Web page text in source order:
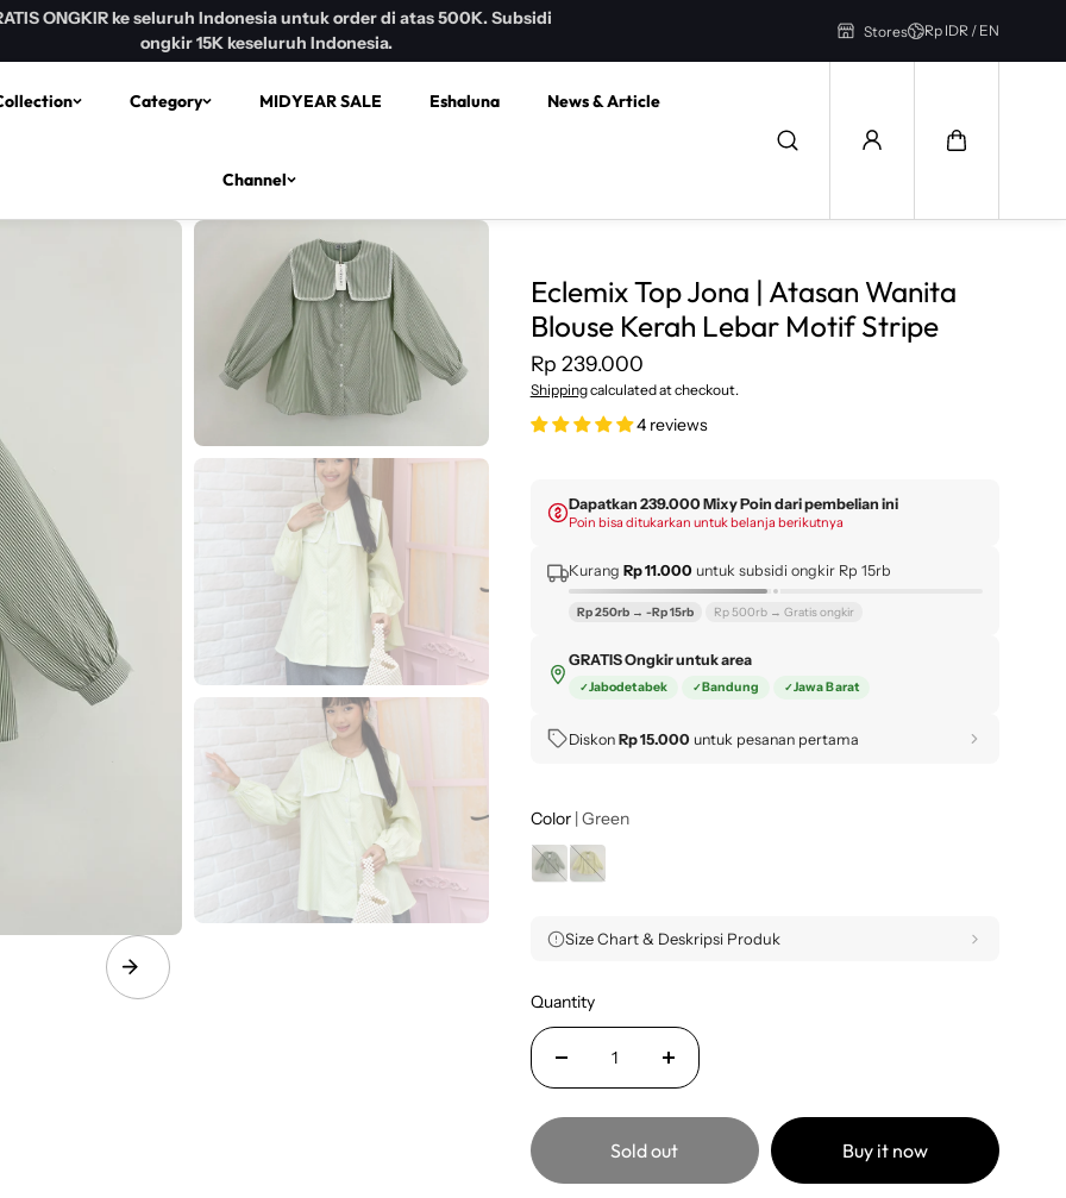
GRATIS ONGKIR untuk pengiriman INSTANT Bandung Area
Stores Rp IDR / EN
Category MIDYEAR SALE Eshaluna News & Article
Channel
Eclemix Top Jona | Atasan Wanita
Blouse Kerah Lebar Motif Stripe
Rp 239.000
Shippingcalculated at checkout.
4 reviews
Dapatkan 239.000 Mixy Poin dari pembelian ini
Poin bisa ditukarkan untuk belanja berikutnya
Kurang Rp 11.000untuk subsidi ongkir Rp 15rb
Rp 250rb → -Rp 15rb Rp 500rb → Gratis ongkir
GRATIS Ongkir untuk area
Jabodetabek Bandung Jawa Barat
Diskon Rp 15.000untuk pesanan pertama
Color | Green
Size Chart & Deskripsi Produk
Quantity
Sold out Buy it now